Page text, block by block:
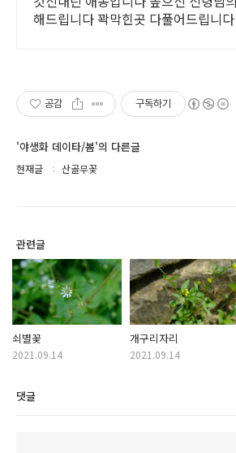
해드립니다 꽉막힌곳 다풀어드립니
공감 구독하기
'야생화 데이타/봄'의 다른글
현재글 산골무꽃
관련글
쇠별꽃
2021.09.14
개구리자리
2021.09.14
댓글